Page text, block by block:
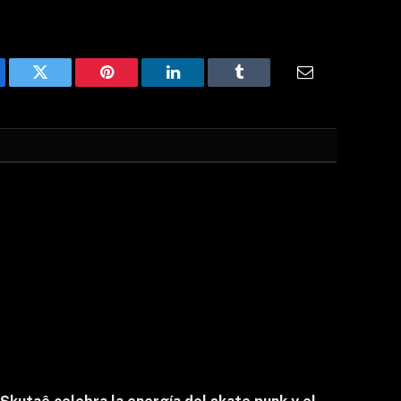
Twitter Pinterest LinkedIn Tumblr